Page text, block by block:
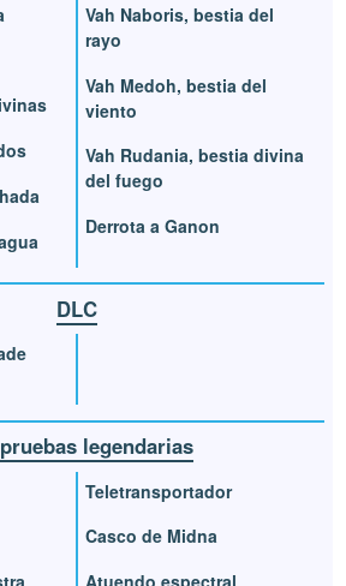
Vah Naboris, bestia del
rayo
Vah Medoh, bestia del
viento
Vah Rudania, bestia divina
del fuego
Derrota a Ganon
DLC
legendarias
Teletransportador
Casco de Midna